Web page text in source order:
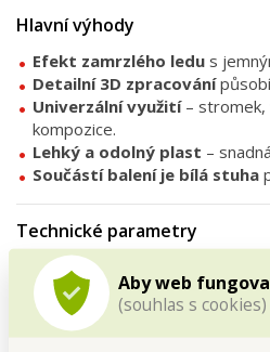
Aby web
(souhlas s cookies)
Hlavní výhody
Efekt zamrzlého ledu s
Detailní 3D zpracovánípůsobí
Univerzální využití– stromek,
kompozice.
Lehký a odolný plast –
Součástí balení je bílá stuha
Technické parametry
Materiál:
Rozměry:průměr 13 cm ×
Zavěšení: bílá stuha součástí
Barva:ledově bílá s duhovými